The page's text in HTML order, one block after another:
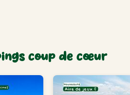
coup de cœur